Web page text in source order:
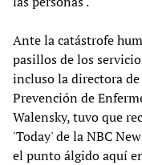
Ante la catástrofe
pasillos de los
incluso la directora
Prevención de
Walensky, tuvo que
'Today' de la NBC
el punto álgido aquí